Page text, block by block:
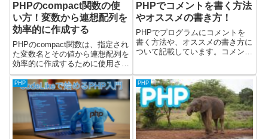
PHPのcompact関数の使
い方！変数から連想配列を
効率的に作成する
PHPのcompact関数は、指定され
た変数名とその値から連想配列を
効率的に作成するために使用され
ます。特に、複数の変数をまとめ
て関数に渡したい場合や、テンプ
レートシステムに変数を引き渡す
際など、コードを簡潔に保ちたい
場合に非常に便利です。...
PHPでコメントを書く方法
やオススメの書き方！
PHPでプログラムにコメントを
書く方法や、オススメの書き方に
ついて記載しています。コメント
にした箇所は、プログラムとして
認識されないようになります。1
行コメントを書く1行のコメン
ト...
PHP PHP